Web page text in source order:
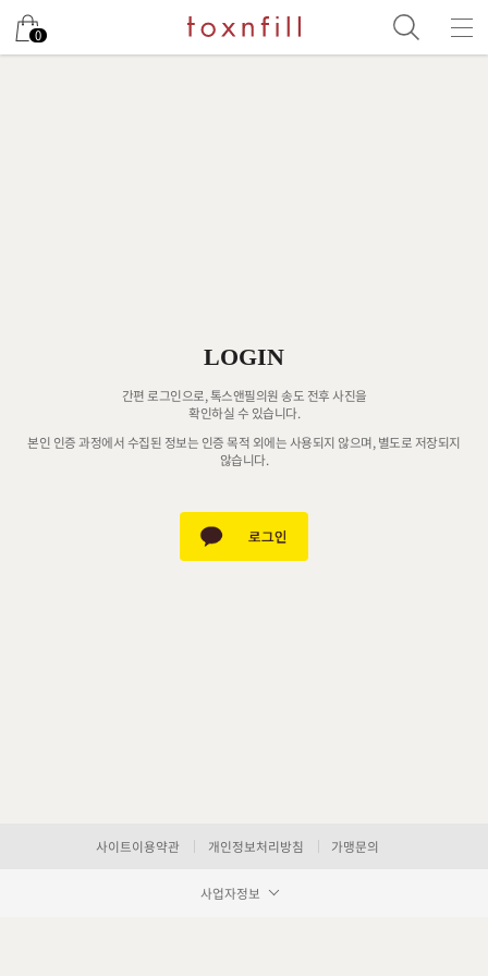
0
LOGIN
간편 로그인으로, 톡스앤필의원 송도 전후 사진을
확인하실 수 있습니다.
본인 인증 과정에서 수집된 정보는 인증 목적 외에는 사용되지 않으며, 별도로 저장되지
않습니다.
사이트이용약관 개인정보처리방침 가맹문의
사업자정보